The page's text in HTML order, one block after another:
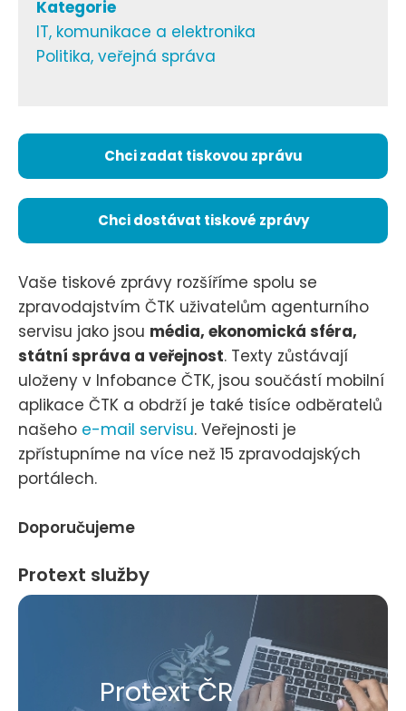
Kategorie
IT, komunikace a elektronika
Politika, veřejná správa
Chci zadat tiskovou zprávu
Chci dostávat tiskové zprávy
Vaše tiskové zprávy rozšíříme spolu se
zpravodajstvím ČTK uživatelům agenturního
servisu jako jsou média, ekonomická sféra,
státní správa a veřejnost. Texty zůstávají
uloženy v Infobance ČTK, jsou součástí mobilní
aplikace ČTK a obdrží je také tisíce odběratelů
našeho e-mail servisu. Veřejnosti je
zpřístupníme na více než 15 zpravodajských
portálech.
Doporučujeme
Protext služby
Protext ČR